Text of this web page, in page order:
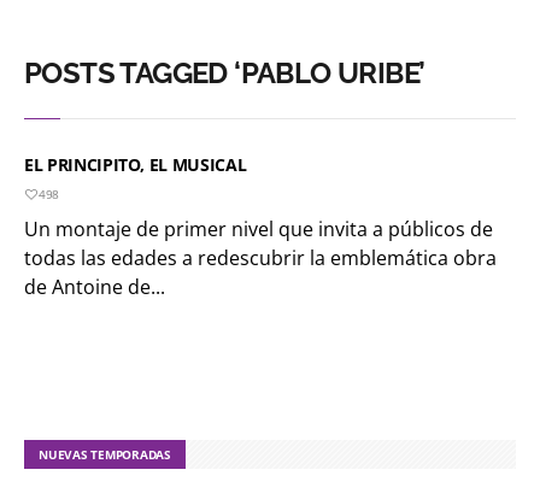
POSTS TAGGED ‘PABLO URIBE’
EL PRINCIPITO, EL MUSICAL
498
Un montaje de primer nivel que invita a públicos de
todas las edades a redescubrir la emblemática obra
de Antoine de...
NUEVAS TEMPORADAS